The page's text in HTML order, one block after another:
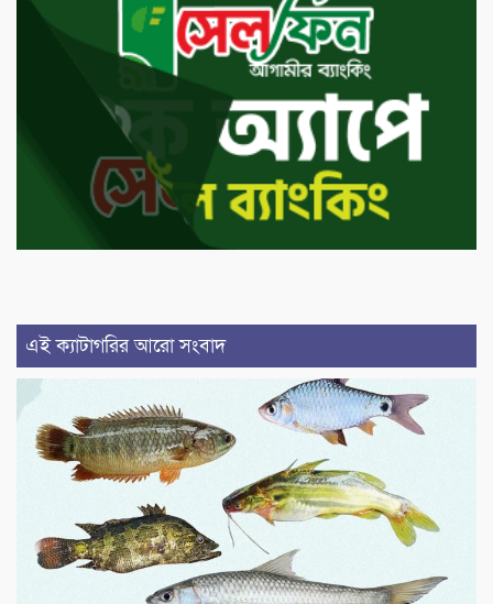
এই ক্যাটাগরির আরো সংবাদ